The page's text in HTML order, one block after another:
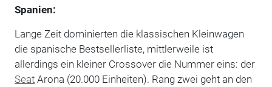
Spanien:
Lange Zeit dominierten die klassischen Kleinwagen
die spanische Bestsellerliste, mittlerweile ist
allerdings ein kleiner Crossover die Nummer eins: der
SeatArona (20.000 Einheiten). Rang zwei geht an den